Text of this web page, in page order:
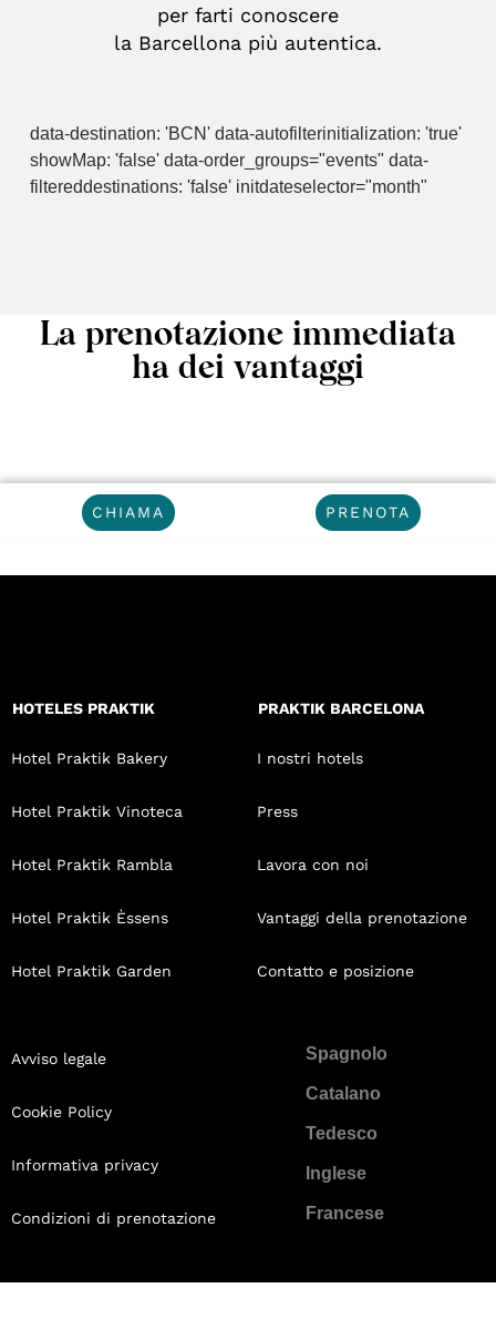
per farti conoscere
la Barcellona più autentica.
data-destination: 'BCN' data-autofilterinitialization: 'true'
showMap: 'false' data-order_groups="events" data-
filtereddestinations: 'false' initdateselector="month"
La prenotazione immediata
ha dei vantaggi
CHIAMA PRENOTA
HOTELES PRAKTIK
Hotel Praktik Bakery
Hotel Praktik Vinoteca
Hotel Praktik Rambla
Hotel Praktik Èssens
Hotel Praktik Garden
PRAKTIK BARCELONA
I nostri hotels
Press
Lavora con noi
Vantaggi della prenotazione
Contatto e posizione
Avviso legale
Cookie Policy
Informativa privacy
Condizioni di prenotazione
Spagnolo
Catalano
Tedesco
Inglese
Francese